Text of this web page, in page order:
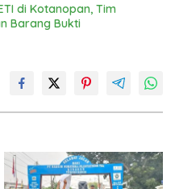
di Kotanopan, Tim
Barang Bukti